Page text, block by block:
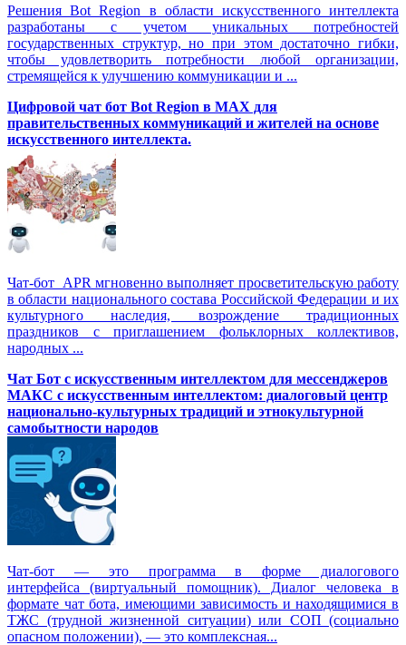
Решения Вot Region в области искусственного интеллекта
разработаны с учетом уникальных потребностей
государственных структур, но при этом достаточно гибки,
чтобы удовлетворить потребности любой организации,
стремящейся к улучшению коммуникации и ...
Цифровой чат бот Вot Region в MAX для
правительственных коммуникаций и жителей на основе
искусственного интеллекта.
Чат-бот APR мгновенно выполняет просветительскую работу
в области национального состава Российской Федерации и их
культурного наследия, возрождение традиционных
праздников с приглашением фольклорных коллективов,
народных ...
Чат Бот с искусственным интеллектом для мессенджеров
МАКС с искусственным интеллектом: диалоговый центр
национально-культурных традиций и этнокультурной
самобытности народов
Чат-бот — это программа в форме диалогового
интерфейса (виртуальный помощник). Диалог человека в
формате чат бота, имеющими зависимость и находящимися в
ТЖС (трудной жизненной ситуации) или СОП (социально
опасном положении), — это комплексная...